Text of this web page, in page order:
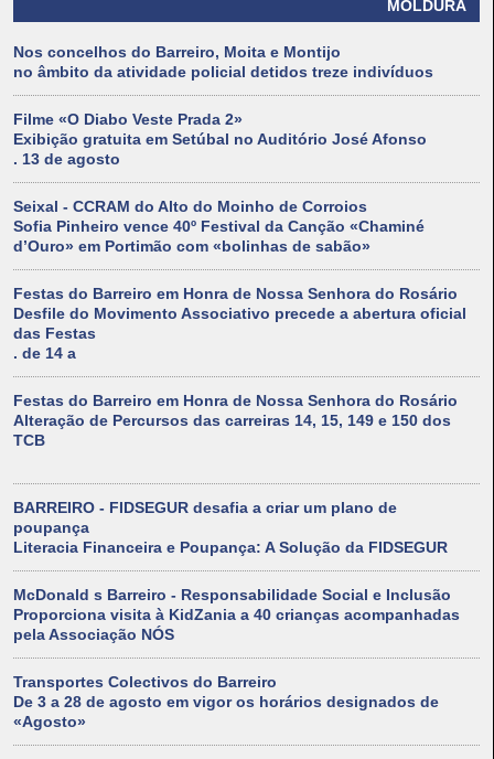
MOLDURA
Nos concelhos do Barreiro, Moita e Montijo
no âmbito da atividade policial detidos treze indivíduos
Filme «O Diabo Veste Prada 2»
Exibição gratuita em Setúbal no Auditório José Afonso
. 13 de agosto
Seixal - CCRAM do Alto do Moinho de Corroios
Sofia Pinheiro vence 40º Festival da Canção «Chaminé
d’Ouro» em Portimão com «bolinhas de sabão»
Festas do Barreiro em Honra de Nossa Senhora do Rosário
Desfile do Movimento Associativo precede a abertura oficial
das Festas
. de 14 a
Festas do Barreiro em Honra de Nossa Senhora do Rosário
Alteração de Percursos das carreiras 14, 15, 149 e 150 dos
TCB
BARREIRO - FIDSEGUR desafia a criar um plano de
poupança
Literacia Financeira e Poupança: A Solução da FIDSEGUR
McDonald s Barreiro - Responsabilidade Social e Inclusão
Proporciona visita à KidZania a 40 crianças acompanhadas
pela Associação NÓS
Transportes Colectivos do Barreiro
De 3 a 28 de agosto em vigor os horários designados de
«Agosto»